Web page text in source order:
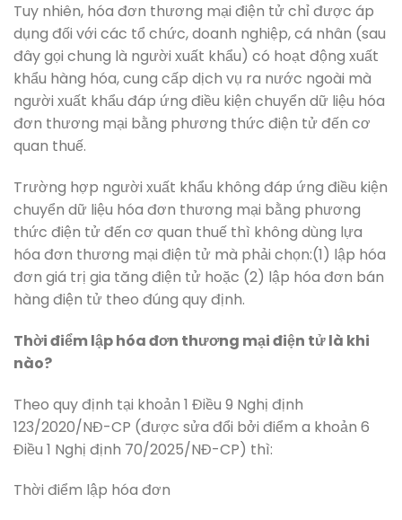
Tuy nhiên, hóa đơn thương mại điện tử chỉ được áp
dụng đối với các tổ chức, doanh nghiệp, cá nhân (sau
đây gọi chung là người xuất khẩu) có hoạt động xuất
khẩu hàng hóa, cung cấp dịch vụ ra nước ngoài mà
người xuất khẩu đáp ứng điều kiện chuyển dữ liệu hóa
đơn thương mại bằng phương thức điện tử đến cơ
quan thuế.
Trường hợp người xuất khẩu không đáp ứng điều kiện
chuyển dữ liệu hóa đơn thương mại bằng phương
thức điện tử đến cơ quan thuế thì không dùng lựa
hóa đơn thương mại điện tử mà phải chọn:(1) lập hóa
đơn giá trị gia tăng điện tử hoặc (2) lập hóa đơn bán
hàng điện tử theo đúng quy định.
Thời điểm lập hóa đơn thương mại điện tử là khi
nào?
Theo quy định tại khoản 1 Điều 9 Nghị định
123/2020/NĐ-CP (được sửa đổi bởi điểm a khoản 6
Điều 1 Nghị định 70/2025/NĐ-CP) thì:
Thời điểm lập hóa đơn